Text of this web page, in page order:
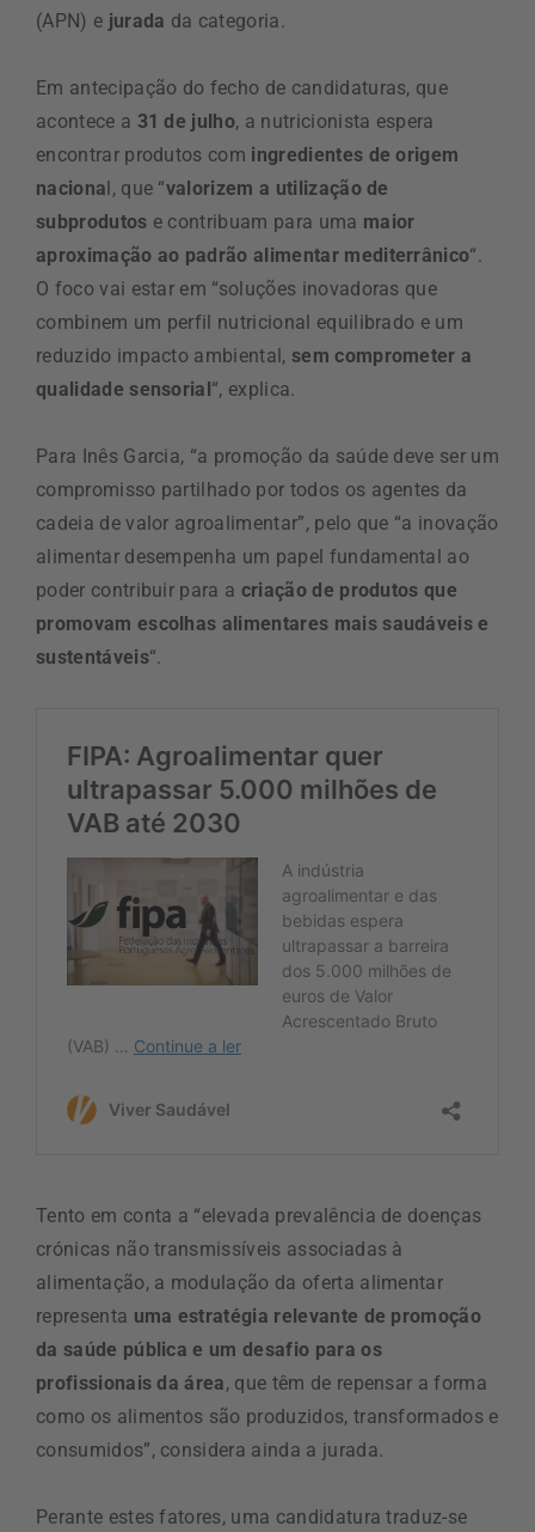
(APN) e jurada da categoria.
Em antecipação do fecho de candidaturas, que
acontece a 31 de julho, a nutricionista espera
encontrar produtos com ingredientes de origem
nacional, que “valorizem a utilização de
subprodutos e contribuam para uma maior
aproximação ao padrão alimentar mediterrânico“.
O foco vai estar em “soluções inovadoras que
combinem um perfil nutricional equilibrado e um
reduzido impacto ambiental, sem comprometer a
qualidade sensorial“, explica.
Para Inês Garcia, “a promoção da saúde deve ser um
compromisso partilhado por todos os agentes da
cadeia de valor agroalimentar”, pelo que “a inovação
alimentar desempenha um papel fundamental ao
poder contribuir para a criação de produtos que
promovam escolhas alimentares mais saudáveis e
sustentáveis“.
Tento em conta a “elevada prevalência de doenças
crónicas não transmissíveis associadas à
alimentação, a modulação da oferta alimentar
representa uma estratégia relevante de promoção
da saúde pública e um desafio para os
profissionais da área, que têm de repensar a forma
como os alimentos são produzidos, transformados e
consumidos”, considera ainda a jurada.
Perante estes fatores, uma candidatura traduz-se